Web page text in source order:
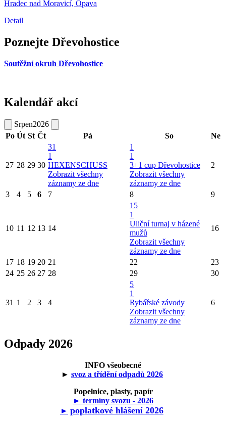
Hradec nad Moravicí, Opava
Detail
Poznejte Dřevohostice
Soutěžní okruh Dřevohostice
Kalendář akcí
Srpen2026
Po Út St Čt Pá So Ne
27 28 29 30
31
1
HEXENSCHUSS
Zobrazit všechny
záznamy ze dne
1
1
3+1 cup Dřevohostice
Zobrazit všechny
záznamy ze dne
2
3 4 5 6 7 8 9
10 11 12 13 14
15
1
Uliční turnaj v házené
mužů
Zobrazit všechny
záznamy ze dne
16
17 18 19 20 21 22
23
24 25 26 27 28 29 30
31 1 2 3 4
5
1
Rybářské závody
Zobrazit všechny
záznamy ze dne
6
Odpady 2026
INFO všeobecné
► svoz a třídění odpadů 2026
Popelnice, plasty, papír
► termíny svozu - 2026
► poplatkové hlášení 2026